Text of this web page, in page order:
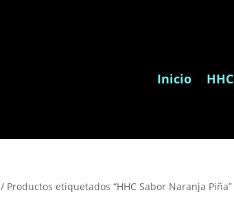
Inicio HHC
/ Productos etiquetados “HHC Sabor Naranja Piña”